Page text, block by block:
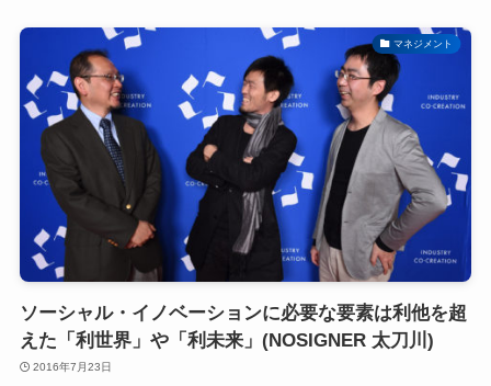
マネジメント
ソーシャル・イノベーションに必要な要素は利他を超
えた「利世界」や「利未来」(NOSIGNER 太刀川)
2016年7月23日